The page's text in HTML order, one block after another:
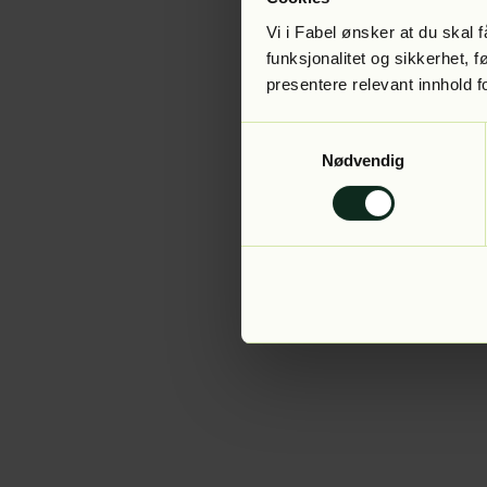
Vi i Fabel ønsker at du skal
funksjonalitet og sikkerhet,
presentere relevant innhold
Nødvendig
Application